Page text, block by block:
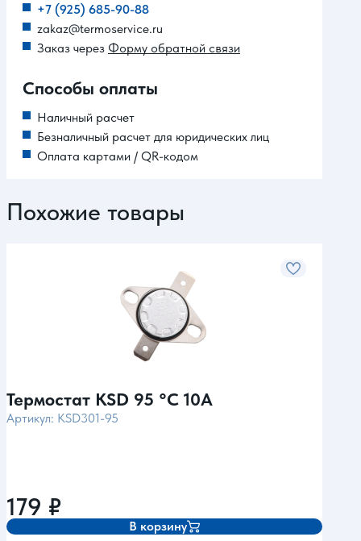
+7 (925) 685-90-88
zakaz@termoservice.ru
Заказ через Форму обратной связи
Способы оплаты
Наличный расчет
Безналичный расчет для юридических лиц
Оплата картами / QR-кодом
Похожие товары
Термостат KSD 95 °С 10А
Артикул: KSD301-95
179 ₽
В корзину